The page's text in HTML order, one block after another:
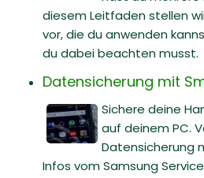
diesem Leitfaden stellen
vor, die du anwenden
du dabei beachten musst.
Datensicherung mit
Sichere deine
auf deinem PC.
Datensicherung
Infos vom Samsung